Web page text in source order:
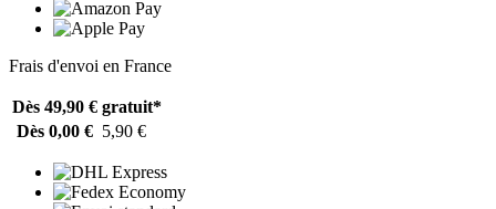
Frais d'envoi en France
Dès 49,90 € gratuit*
Dès 0,00 € 5,90 €